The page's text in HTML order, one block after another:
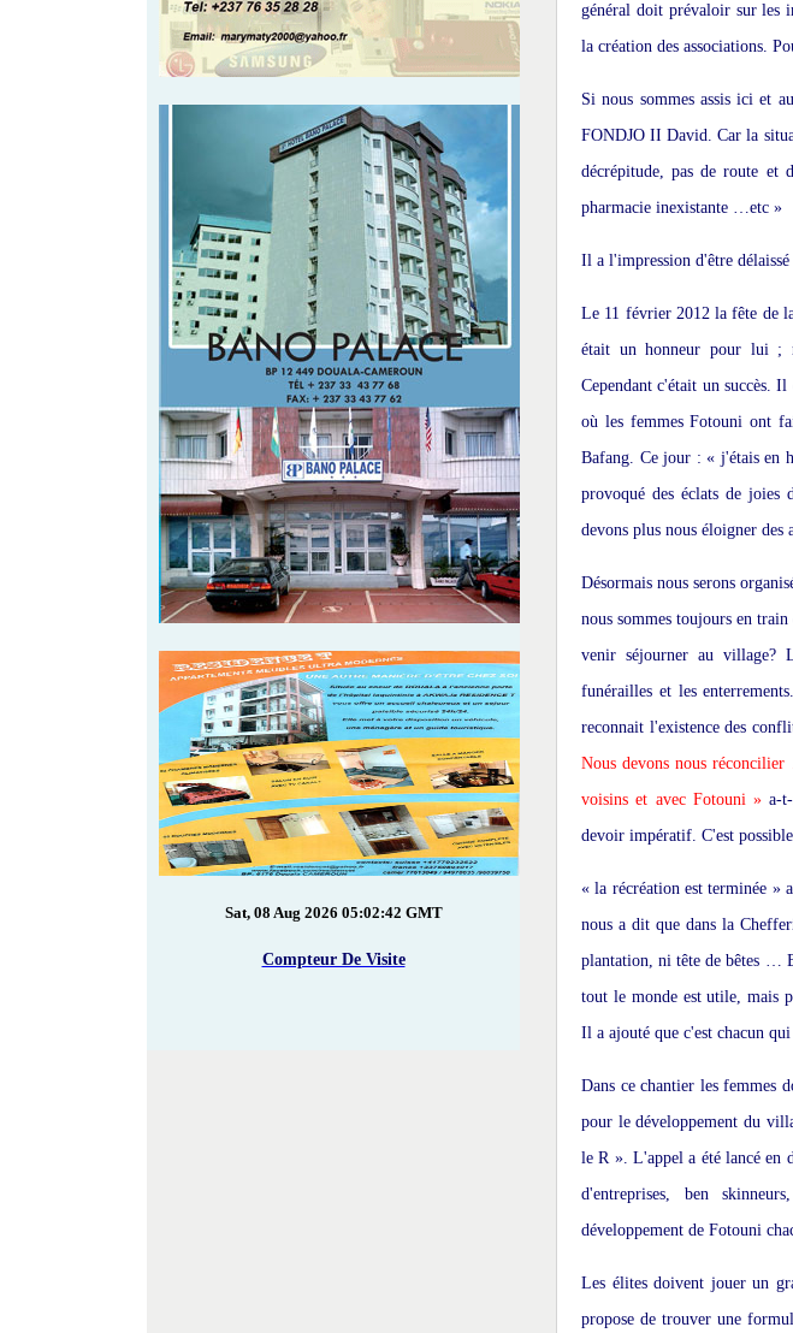
Sat, 08 Aug 2026 05:02:42 GMT
Compteur De Visite
général doit prévaloir sur les
la création des associations.
Si nous sommes assis ici et
FONDJO II David. Car la
décrépitude, pas de route et
pharmacie inexistante …etc »
Il a l'impression d'être
Le 11 février 2012 la fête de
était un honneur pour lui ;
Cependant c'était un succès.
où les femmes Fotouni ont
Bafang. Ce jour : « j'étais en
provoqué des éclats de joies
devons plus nous éloigner des
Désormais nous serons
nous sommes toujours en
venir séjourner au village?
funérailles et les
reconnait l'existence des
Nous devons nous
voisins et avec Fotouni »a-
devoir impératif. C'est
« la récréation est terminée »
nous a dit que dans la
plantation, ni tête de bêtes …
tout le monde est utile, mais
Il a ajouté que c'est chacun
Dans ce chantier les femmes
pour le développement du
le R ». L'appel a été lancé en
d'entreprises, ben
développement de Fotouni
Les élites doivent jouer un
propose de trouver une